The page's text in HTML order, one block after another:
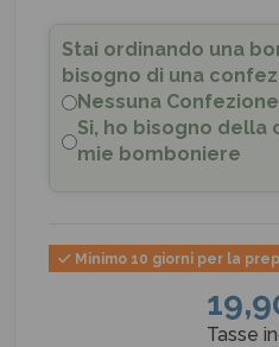
Stai ordinando una
bisogno di una
Nessuna Confezione
Si, ho bisogno della
mie bomboniere
Minimo 10 giorni per la
Tasse